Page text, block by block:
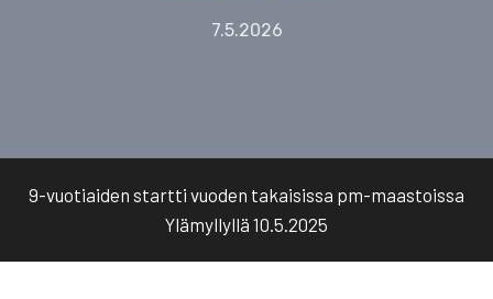
7.5.2026
9-vuotiaiden startti vuoden takaisissa pm-maastoissa
Ylämyllyllä 10.5.2025